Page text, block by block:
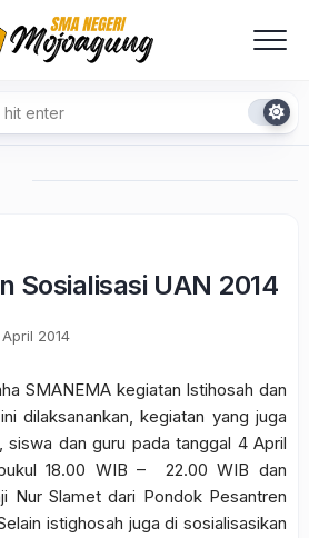
Sosialisasi UAN 2014
April 2014
SMANEMA kegiatan Istihosah dan
dilaksanankan, kegiatan yang juga
siswa dan guru pada tanggal 4 April
18.00 WIB – 22.00 WIB dan
Nur Slamet dari Pondok Pesantren
istighosah juga di sosialisasikan